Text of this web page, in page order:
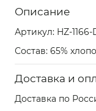
Описание
Артикул: HZ-
Состав: 65%
Доставка и
Доставка по